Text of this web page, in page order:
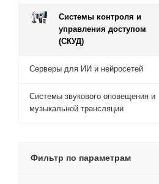
Системы контроля и
управления доступом
(СКУД)
Серверы для ИИ и нейросетей
Системы звукового оповещения и
музыкальной трансляции
Фильтр по параметрам